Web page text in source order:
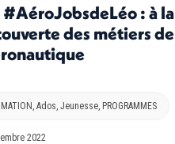
#AéroJobsdeLéo : à la
des métiers de
Ados Jeunesse PROGRAMMES
2022